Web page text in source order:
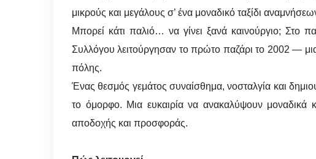
μικρούς και μεγάλους σ’ ένα μοναδικό ταξίδι
Μπορεί κάτι παλιό… να γίνει ξανά καινούργιο; Στο
Συλλόγου λειτούργησαν το πρώτο παζάρι το 2002 —
πόλης.
Ένας θεσμός γεμάτος συναίσθημα, νοσταλγία και
το όμορφο. Μια ευκαιρία να ανακαλύψουν μοναδικά
αποδοχής και προσφοράς.